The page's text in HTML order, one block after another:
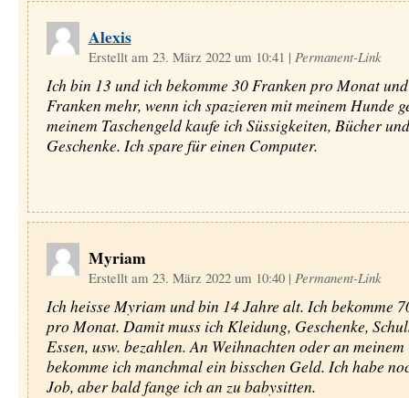
Alexis
Erstellt am 23. März 2022 um 10:41 | Permanent-Link
Ich bin 13 und ich bekomme 30 Franken pro Monat
Franken mehr, wenn ich spazieren mit meinem Hunde
meinem Taschengeld kaufe ich Süssigkeiten, Bücher und
Geschenke. Ich spare für einen Computer.
Myriam
Erstellt am 23. März 2022 um 10:40 | Permanent-Link
Ich heisse Myriam und bin 14 Jahre alt. Ich bekomme
pro Monat. Damit muss ich Kleidung, Geschenke,
Essen, usw. bezahlen. An Weihnachten oder an
bekomme ich manchmal ein bisschen Geld. Ich habe
Job, aber bald fange ich an zu babysitten.